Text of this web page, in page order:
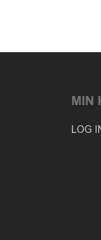
MIN
LOG